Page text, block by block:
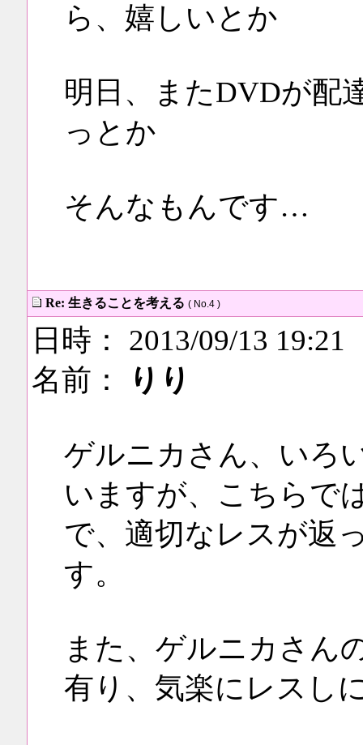
ら、嬉しいとか
明日、またDVDが配
っとか
そんなもんです…
Re: 生きることを考える ( No.4 )
日時： 2013/09/13 19:21
名前：
りり
ゲルニカさん、いろ
いますが、こちらで
で、適切なレスが返
す。
また、ゲルニカさん
有り、気楽にレスし